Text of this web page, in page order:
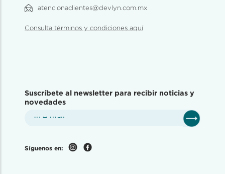
atencionaclientes@devlyn.com.mx
Consulta términos y condiciones aquí
Suscríbete al newsletter para recibir noticias y
novedades
Síguenos en: